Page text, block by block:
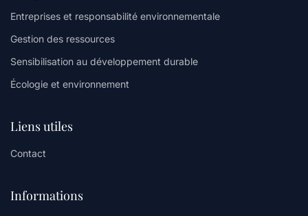
Entreprises et responsabilité environnementale
Gestion des ressources
Sensibilisation au développement durable
Écologie et environnement
Liens utiles
Contact
Informations